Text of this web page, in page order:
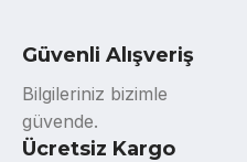
Güvenli Alışveriş
Bilgileriniz bizimle
güvende.
Ücretsiz Kargo